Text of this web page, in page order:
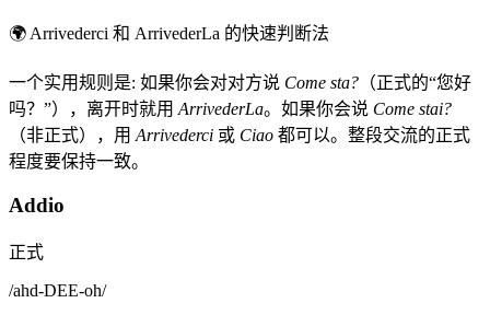
🌍 Arrivederci 和 ArrivederLa 的快速判断法
一个实用规则是: 如果你会对对方说 Come sta? （正式的“您好
吗？”），离开时就用 ArrivederLa。如果你会说 Come stai?
（非正式），用 Arrivederci 或 Ciao 都可以。整段交流的正式
程度要保持一致。
Addio
正式
/ahd-DEE-oh/